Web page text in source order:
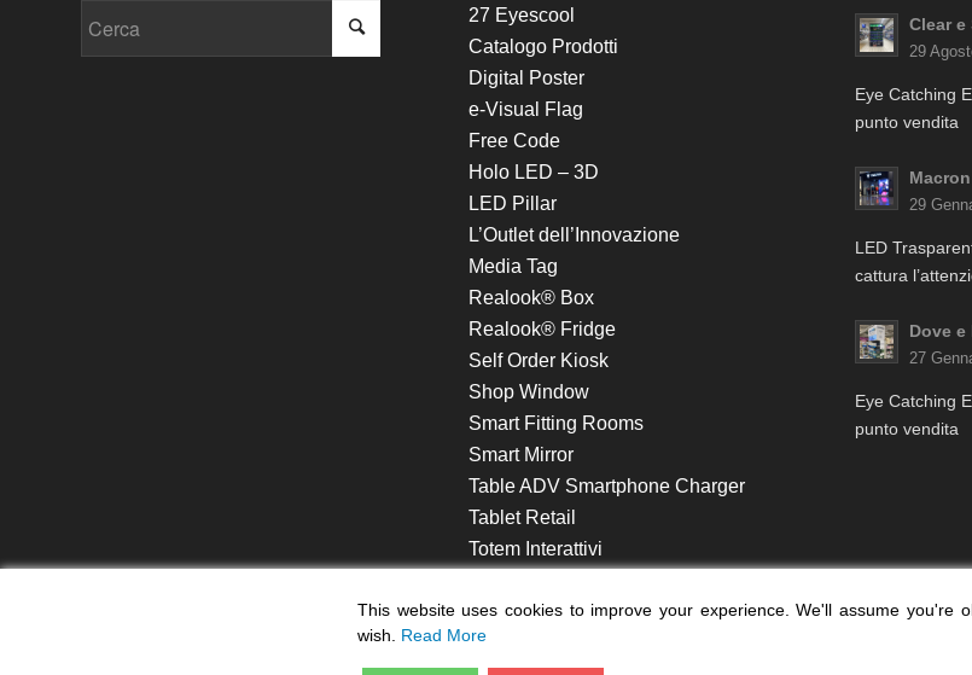
27 Eyescool
Catalogo Prodotti
Digital Poster
e-Visual Flag
Free Code
Holo LED – 3D
LED Pillar
L’Outlet dell’Innovazione
Media Tag
Realook® Box
Realook® Fridge
Self Order Kiosk
Shop Window
Smart Fitting Rooms
Smart Mirror
Table ADV Smartphone Charger
Tablet Retail
Totem Interattivi
Clear e
29
Eye Catching
punto vendita
Macron
29
LED
cattura
Dove
27
Eye Catching
punto vendita
This website uses cookies to improve your experience. We'll assume you're
wish. Read More